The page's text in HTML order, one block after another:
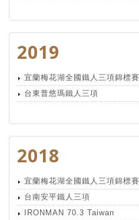
2019
宜蘭梅花湖全國鐵人三項錦標賽
台東普悠瑪鐵人三項
2018
宜蘭梅花湖全國鐵人三項錦標賽
台南安平鐵人三項
IRONMAN 70.3 Taiwan